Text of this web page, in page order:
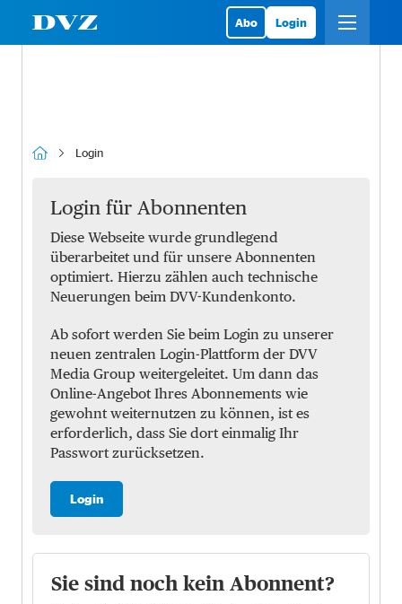
Abo Login
Login
Login für Abonnenten
Diese Webseite wurde grundlegend
überarbeitet und für unsere Abonnenten
optimiert. Hierzu zählen auch technische
Neuerungen beim DVV-Kundenkonto.
Ab sofort werden Sie beim Login zu unserer
neuen zentralen Login-Plattform der DVV
Media Group weitergeleitet. Um dann das
Online-Angebot Ihres Abonnements wie
gewohnt weiternutzen zu können, ist es
erforderlich, dass Sie dort einmalig Ihr
Passwort zurücksetzen.
Login
Sie sind noch kein Abonnent?